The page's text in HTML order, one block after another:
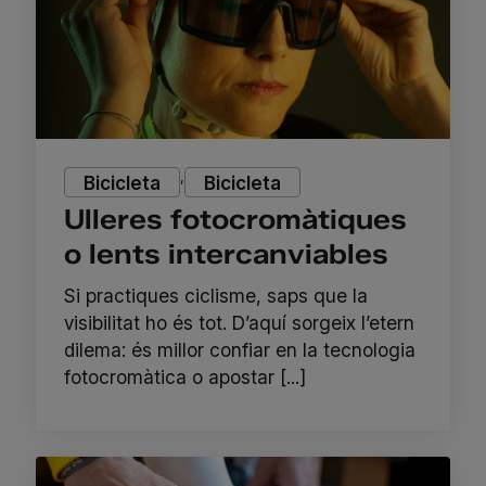
Ulleres fotocromàtiques
o lents intercanviables
Bicicleta , Bicicleta
Si practiques ciclisme, saps que la
visibilitat ho és tot. D’aquí sorgeix l’etern
dilema: és millor confiar en la tecnologia
fotocromàtica o apostar [...]